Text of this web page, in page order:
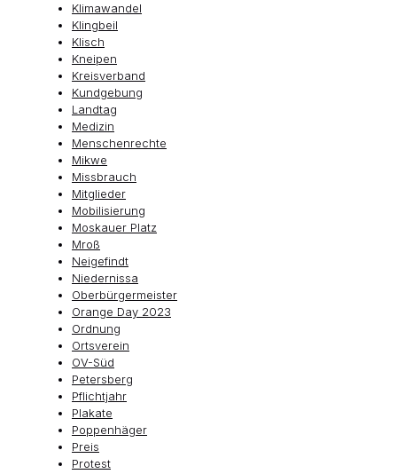
Klimawandel
Klingbeil
Klisch
Kneipen
Kreisverband
Kundgebung
Landtag
Medizin
Menschenrechte
Mikwe
Missbrauch
Mitglieder
Mobilisierung
Moskauer Platz
Mroß
Neigefindt
Niedernissa
Oberbürgermeister
Orange Day 2023
Ordnung
Ortsverein
OV-Süd
Petersberg
Pflichtjahr
Plakate
Poppenhäger
Preis
Protest